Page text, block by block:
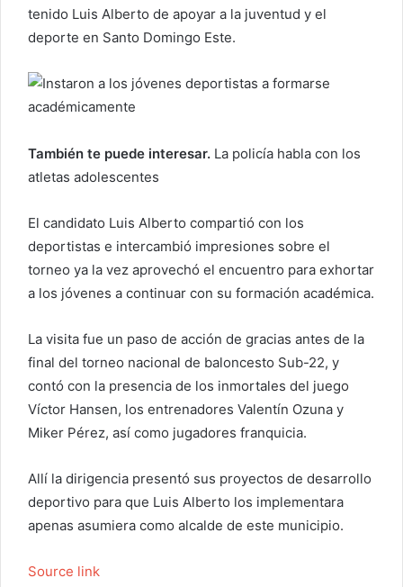
ó
n
c
tenido Luis Alberto de apoyar a la juventud y el
deporte en Santo Domingo Este.
También te puede interesar. La policía habla con los
atletas adolescentes
El candidato Luis Alberto compartió con los
deportistas e intercambió impresiones sobre el
torneo ya la vez aprovechó el encuentro para exhortar
a los jóvenes a continuar con su formación académica.
La visita fue un paso de acción de gracias antes de la
final del torneo nacional de baloncesto Sub-22, y
contó con la presencia de los inmortales del juego
Víctor Hansen, los entrenadores Valentín Ozuna y
Miker Pérez, así como jugadores franquicia.
Allí la dirigencia presentó sus proyectos de desarrollo
deportivo para que Luis Alberto los implementara
apenas asumiera como alcalde de este municipio.
Source link